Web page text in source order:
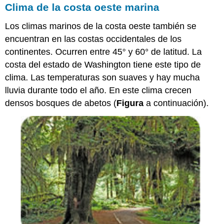
Clima de la costa oeste marina
Los climas marinos de la costa oeste también se
encuentran en las costas occidentales de los
continentes. Ocurren entre 45° y 60° de latitud. La
costa del estado de Washington tiene este tipo de
clima. Las temperaturas son suaves y hay mucha
lluvia durante todo el año. En este clima crecen
densos bosques de abetos (Figura a continuación).